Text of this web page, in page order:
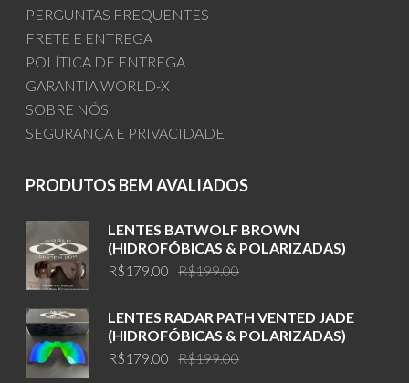
PERGUNTAS FREQUENTES
FRETE E ENTREGA
POLÍTICA DE ENTREGA
GARANTIA WORLD-X
SOBRE NÓS
SEGURANÇA E PRIVACIDADE
PRODUTOS BEM AVALIADOS
LENTES BATWOLF BROWN
(HIDROFÓBICAS & POLARIZADAS)
R$199.00
was:
R$199.00.
R$179.00
is:
R$179.00.
LENTES RADAR PATH VENTED JADE
(HIDROFÓBICAS & POLARIZADAS)
R$199.00
R$179.00